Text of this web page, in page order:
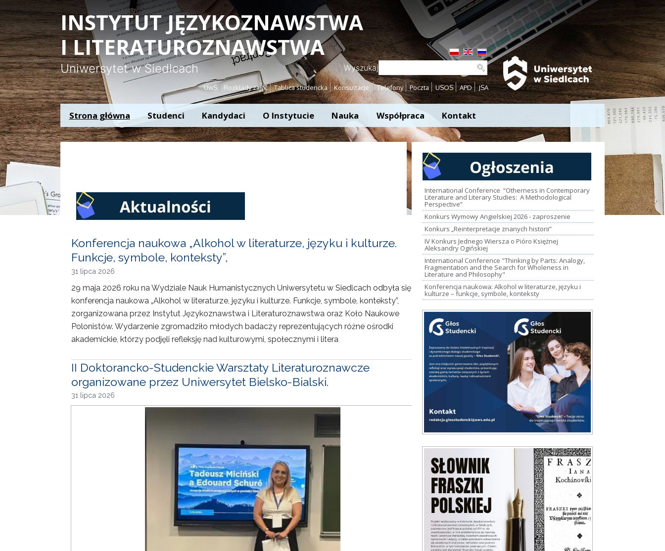
Panel zarządzania plikami cookies
INSTYTUT JĘZYKOZNAWSTWA
I LITERATUROZNAWSTWA
Uniwersytet w Siedlcach Wyszukaj
UwS Rozkłady zajęć Tablica studencka Konsultacje Telefony Poczta USOS APD JSA
Strona główna Studenci Kandydaci O Instytucie Nauka Współpraca Kontakt
Konferencja naukowa „Alkohol w literaturze, języku i kulturze.
Funkcje, symbole, konteksty”,
31 lipca 2026
29 maja 2026 roku na Wydziale Nauk Humanistycznych Uniwersytetu w Siedlcach odbyła się
konferencja naukowa „Alkohol w literaturze, języku i kulturze. Funkcje, symbole, konteksty”,
zorganizowana przez Instytut Językoznawstwa i Literaturoznawstwa oraz Koło Naukowe
Polonistów. Wydarzenie zgromadziło młodych badaczy reprezentujących różne ośrodki
akademickie, którzy podjęli refleksję nad kulturowymi, społecznymi i litera
II Doktorancko-Studenckie Warsztaty Literaturoznawcze
organizowane przez Uniwersytet Bielsko-Bialski.
31 lipca 2026
International Conference “Otherness in Contemporary
Literature and Literary Studies: A Methodological
Perspective”
Konkurs Wymowy Angielskiej 2026 - zaproszenie
Konkurs „Reinterpretacje znanych historii”
IV Konkurs Jednego Wiersza o Pióro Księżnej
Aleksandry Ogińskiej
International Conference "Thinking by Parts: Analogy,
Fragmentation and the Search for Wholeness in
Literature and Philosophy"
Konferencja naukowa: Alkohol w literaturze, języku i
kulturze – funkcje, symbole, konteksty